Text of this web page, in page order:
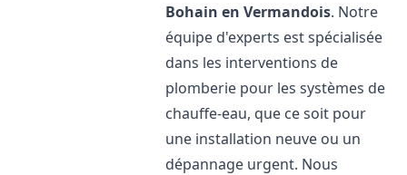
Bohain en Vermandois. Notre
équipe d'experts est spécialisée
dans les interventions de
plomberie pour les systèmes de
chauffe-eau, que ce soit pour
une installation neuve ou un
dépannage urgent. Nous